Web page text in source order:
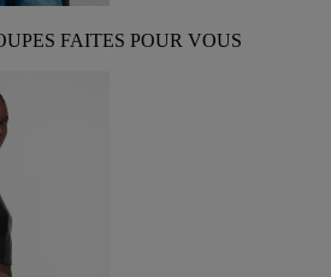
FAITES POUR VOUS